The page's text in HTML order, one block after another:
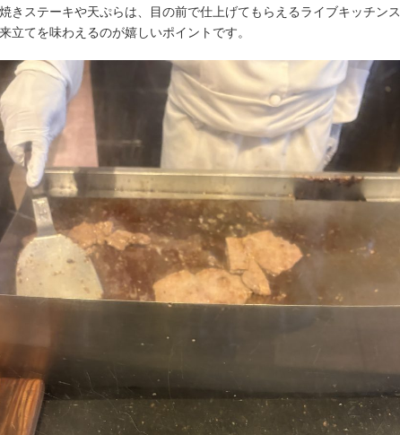
きステーキや天ぷらは、目の前で仕上げてもらえるライブキッチンス
立てを味わえるのが嬉しいポイントです。